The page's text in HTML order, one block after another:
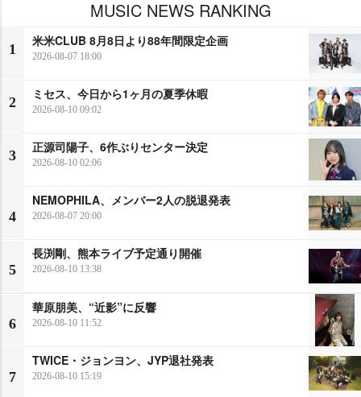
MUSIC NEWS RANKING
1
米米CLUB 8月8日より88年間限定企画
2026-08-07 18:00
2
ミセス、今日から1ヶ月の夏季休暇
2026-08-10 09:02
3
正源司陽子、6作ぶりセンター決定
2026-08-10 02:06
4
NEMOPHILA、メンバー2人の脱退発表
2026-08-07 20:00
5
長渕剛、熊本ライブ予定通り開催
2026-08-10 13:38
6
華原朋美、“近影”に反響
2026-08-10 11:52
7
TWICE・ジョンヨン、JYP退社発表
2026-08-10 15:19